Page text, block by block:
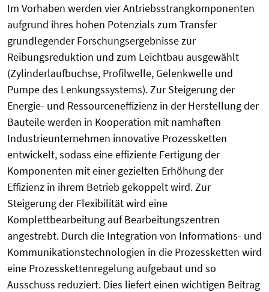
Im Vorhaben werden vier Antriebsstrangkomponenten
aufgrund ihres hohen Potenzials zum Transfer
grundlegender Forschungsergebnisse zur
Reibungsreduktion und zum Leichtbau ausgewählt
(Zylinderlaufbuchse, Profilwelle, Gelenkwelle und
Pumpe des Lenkungssystems). Zur Steigerung der
Energie- und Ressourceneffizienz in der Herstellung der
Bauteile werden in Kooperation mit namhaften
Industrieunternehmen innovative Prozessketten
entwickelt, sodass eine effiziente Fertigung der
Komponenten mit einer gezielten Erhöhung der
Effizienz in ihrem Betrieb gekoppelt wird. Zur
Steigerung der Flexibilität wird eine
Komplettbearbeitung auf Bearbeitungszentren
angestrebt. Durch die Integration von Informations- und
Kommunikationstechnologien in die Prozessketten wird
eine Prozesskettenregelung aufgebaut und so
Ausschuss reduziert. Dies liefert einen wichtigen Beitrag